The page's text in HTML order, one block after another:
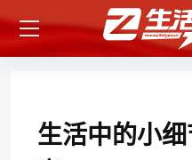
生活中的小